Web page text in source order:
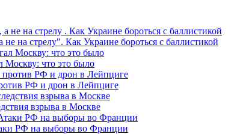
не на стрелу". Как Украине бороться с баллистикой
Москву: что это было
РФ и дрон в Лейпциге
взрыва в Москве
РФ на выборы во Франции